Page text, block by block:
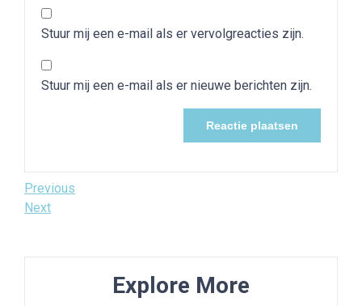
Stuur mij een e-mail als er vervolgreacties zijn.
Stuur mij een e-mail als er nieuwe berichten zijn.
Bericht
navigatie
Previous
Post
Previous
Next
Next
Explore More